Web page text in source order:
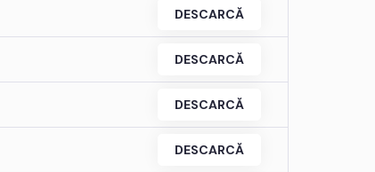
DESCARCĂ
DESCARCĂ
DESCARCĂ
DESCARCĂ